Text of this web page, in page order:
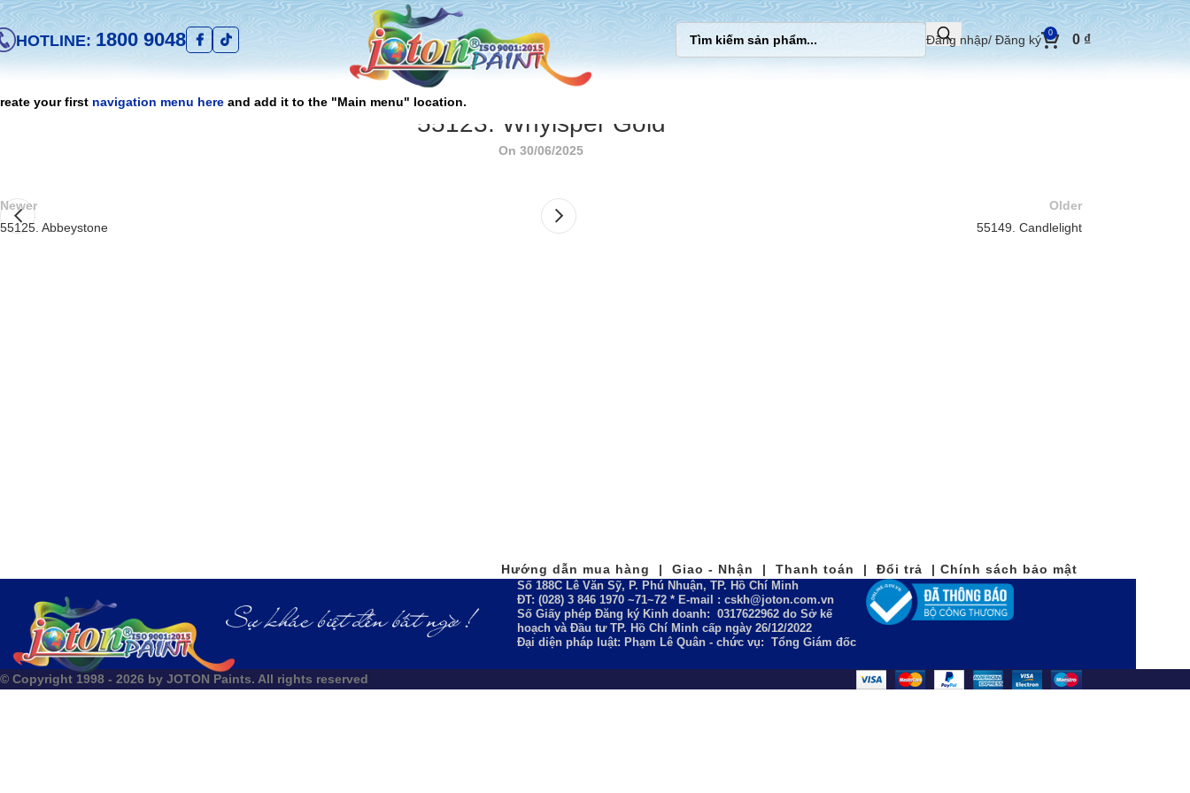
HOTLINE: 1800 9048 Đăng nhập/ Đăng ký 0 0 ₫
your first navigation menu here and add it to the "Main menu" location.
55123. Whyisper Gold
On 30/06/2025
Newer
55125. Abbeystone
Older
55149. Candlelight
Hướng dẫn mua hàng | Giao - Nhận | Thanh toán | Đổi trả | Chính sách bảo mật
Số 188C Lê Văn Sỹ, P. Phú Nhuận, TP. Hồ Chí Minh
ĐT: (028) 3 846 1970 ~71~72 * E-mail : cskh@joton.com.vn
Số Giấy phép Đăng ký Kinh doanh: 0317622962 do Sở kế
hoạch và Đầu tư TP. Hồ Chí Minh cấp ngày 26/12/2022
Đại diện pháp luật: Phạm Lê Quân - chức vụ: Tổng Giám đốc
© Copyright 1998 - 2026 by JOTON Paints. All rights reserved